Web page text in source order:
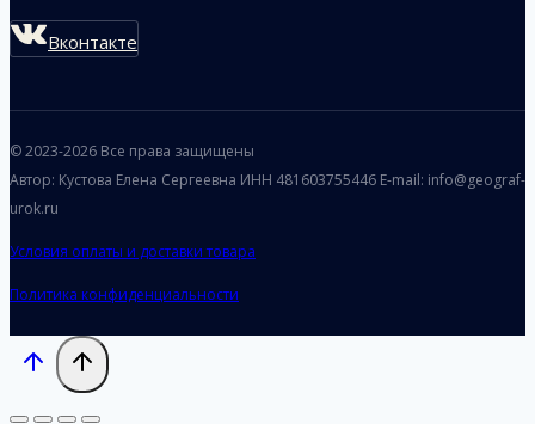
Вконтакте
© 2023-2026 Все права защищены
Автор: Кустова Елена Сергеевна ИНН 481603755446 E-mail: info@geograf-
urok.ru
Условия оплаты и доставки товара
Политика конфиденциальности